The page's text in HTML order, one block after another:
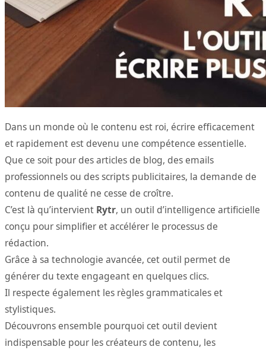
Dans un monde où le contenu est roi, écrire efficacement
et rapidement est devenu une compétence essentielle.
Que ce soit pour des articles de blog, des emails
professionnels ou des scripts publicitaires, la demande de
contenu de qualité ne cesse de croître.
C’est là qu’intervient Rytr, un outil d’intelligence artificielle
conçu pour simplifier et accélérer le processus de
rédaction.
Grâce à sa technologie avancée, cet outil permet de
générer du texte engageant en quelques clics.
Il respecte également les règles grammaticales et
stylistiques.
Découvrons ensemble pourquoi cet outil devient
indispensable pour les créateurs de contenu, les